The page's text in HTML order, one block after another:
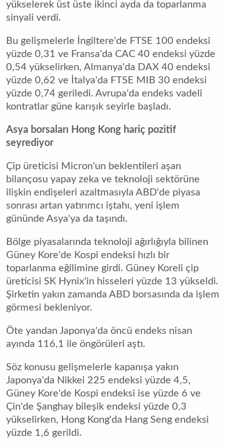
yükselerek üst üste ikinci ayda da toparlanma
sinyali verdi.
Bu gelişmelerle İngiltere'de FTSE 100 endeksi
yüzde 0,31 ve Fransa'da CAC 40 endeksi yüzde
0,54 yükselirken, Almanya'da DAX 40 endeksi
yüzde 0,62 ve İtalya'da FTSE MIB 30 endeksi
yüzde 0,74 geriledi. Avrupa'da endeks vadeli
kontratlar güne karışık seyirle başladı.
Asya borsaları Hong Kong hariç pozitif
seyrediyor
Çip üreticisi Micron'un beklentileri aşan
bilançosu yapay zeka ve teknoloji sektörüne
ilişkin endişeleri azaltmasıyla ABD'de piyasa
sonrası artan yatırımcı iştahı, yeni işlem
gününde Asya'ya da taşındı.
Bölge piyasalarında teknoloji ağırlığıyla bilinen
Güney Kore'de Kospi endeksi hızlı bir
toparlanma eğilimine girdi. Güney Koreli çip
üreticisi SK Hynix'in hisseleri yüzde 13 yükseldi.
Şirketin yakın zamanda ABD borsasında da işlem
görmesi bekleniyor.
Öte yandan Japonya'da öncü endeks nisan
ayında 116,1 ile öngörüleri aştı.
Söz konusu gelişmelerle kapanışa yakın
Japonya'da Nikkei 225 endeksi yüzde 4,5,
Güney Kore'de Kospi endeksi ise yüzde 6 ve
Çin'de Şanghay bileşik endeksi yüzde 0,3
yükselirken, Hong Kong'da Hang Seng endeksi
yüzde 1,6 gerildi.